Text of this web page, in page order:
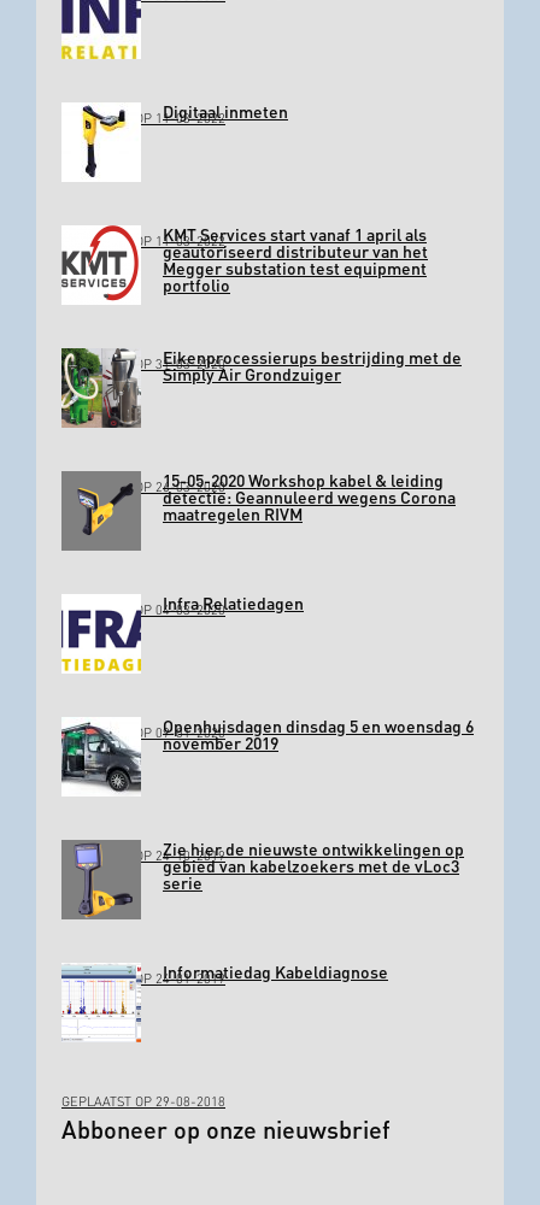
GEPLAATST OP 11-03-2022Digitaal inmeten
GEPLAATST OP 11-03-2022KMT Services start vanaf 1 april als
geautoriseerd distributeur van het
Megger substation test equipment
portfolio
GEPLAATST OP 31-03-2020Eikenprocessierups bestrijding met de
Simply Air Grondzuiger
GEPLAATST OP 26-03-202015-05-2020 Workshop kabel & leiding
detectie: Geannuleerd wegens Corona
maatregelen RIVM
GEPLAATST OP 04-03-2020Infra Relatiedagen
GEPLAATST OP 09-01-2020Openhuisdagen dinsdag 5 en woensdag 6
november 2019
GEPLAATST OP 24-10-2019Zie hier de nieuwste ontwikkelingen op
gebied van kabelzoekers met de vLoc3
serie
GEPLAATST OP 24-01-2019Informatiedag Kabeldiagnose
GEPLAATST OP 29-08-2018
Abboneer op onze nieuwsbrief